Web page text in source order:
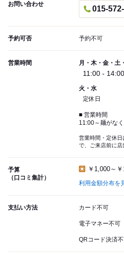
お問い合わせ
015-
予約可否 予約不可
営業時間 月・木・金・土
11:00 - 14:00
火・水
定休日
■ 営業時間
11:00～麺がな
営業時間・定休
で、ご来店前に店
予算
（口コミ集計）
￥1,000～
利用金額分布を
支払い方法 カード不可
電子マネー不可
QRコード決済